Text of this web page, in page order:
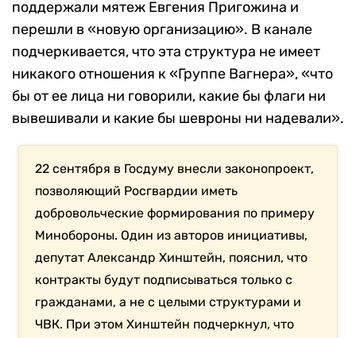
поддержали мятеж Евгения Пригожина и
перешли в «новую организацию». В канале
подчеркивается, что эта структура не имеет
никакого отношения к «Группе Вагнера», «что
бы от ее лица ни говорили, какие бы флаги ни
вывешивали и какие бы шевроны ни надевали».
22 сентября в Госдуму внесли законопроект,
позволяющий Росгвардии иметь
добровольческие формирования по примеру
Минобороны. Один из авторов инициативы,
депутат Александр Хинштейн, пояснил, что
контракты будут подписываться только с
гражданами, а не с целыми структурами и
ЧВК. При этом Хинштейн подчеркнул, что